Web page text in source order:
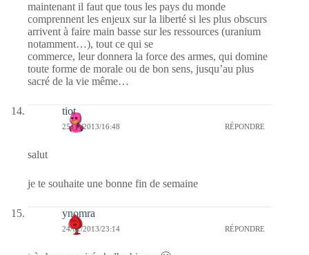
maintenant il faut que tous les pays du monde
comprennent les enjeux sur la liberté si les plus obscurs
arrivent à faire main basse sur les ressources (uranium
notamment…), tout ce qui se
commerce, leur donnera la force des armes, qui domine
toute forme de morale ou de bon sens, jusqu’au plus
sacré de la vie même…
tiot
25/01/2013/16:48 RÉPONDRE
salut
je te souhaite une bonne fin de semaine
ynomra
24/01/2013/23:14 RÉPONDRE